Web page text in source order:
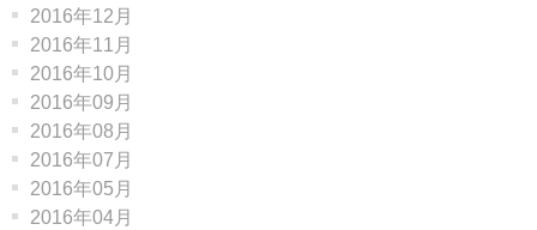
2016年12月
2016年11月
2016年10月
2016年09月
2016年08月
2016年07月
2016年05月
2016年04月